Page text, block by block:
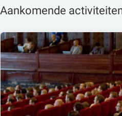
Aankomende